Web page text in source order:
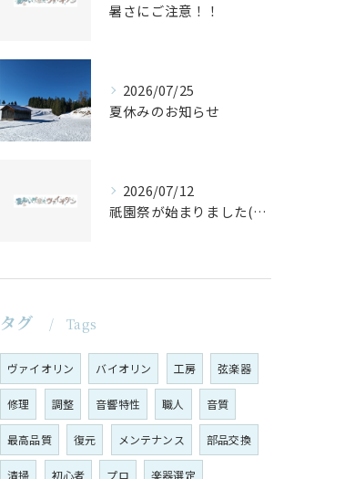
暑さにご注意！！
2026/07/25
夏休みのお知らせ
2026/07/12
祇園祭が始まりました(^^♪
タグ Tags
ヴァイオリン バイオリン 工房 弦楽器
修理 調整 音響特性 職人 音質
最高品質 復元 メンテナンス 部品交換
清掃 初心者 プロ 楽器選定